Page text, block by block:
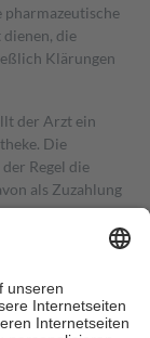
pharmazeutische
die
Klärungen
der Arzt ein
Die
Regel die
als Zuzahlung
von zehn
die tatsächlichen
Apotheken.